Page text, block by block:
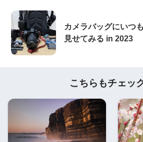
カメラバッグにいつ
見せてみる in 2023
こちらもチェッ